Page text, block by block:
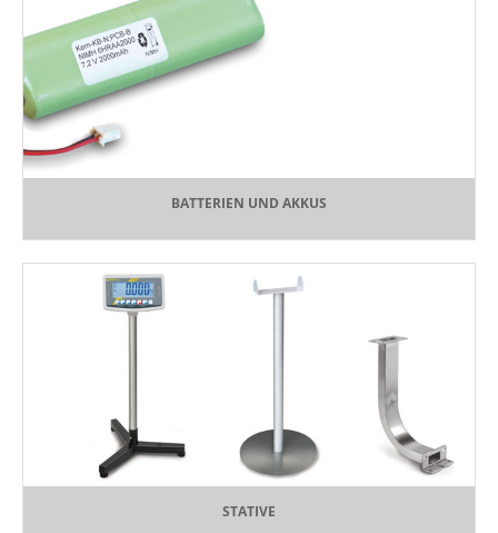
BATTERIEN UND AKKUS
STATIVE